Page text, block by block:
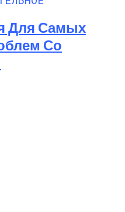
Для Самых
Со